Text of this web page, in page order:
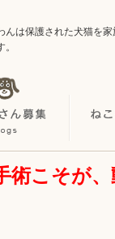
んは保護された犬猫を
こそが